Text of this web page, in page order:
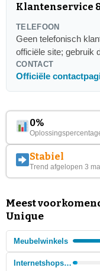
Klantenservice
TELEFOON
Geen telefonisch
officiële site; gebruik
CONTACT
Officiële
0%
Stabiel
Trend afgelopen 3
Meest
Unique
Meubelwinkels
Internetshops - Meubels